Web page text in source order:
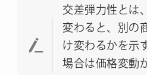
交差弾力性とは
変わると、別の
け変わるかを示
場合は価格変動